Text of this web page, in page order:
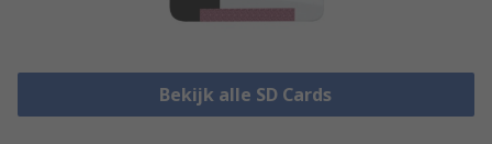
Bekijk alle SD Cards